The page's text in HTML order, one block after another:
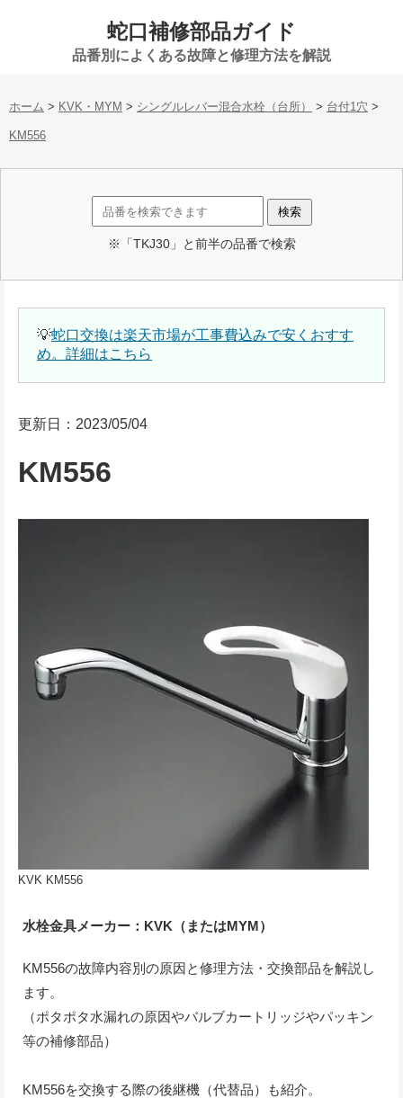
蛇口補修部品ガイド
品番別によくある故障と修理方法を解説
ホーム > KVK・MYM > シングルレバー混合水栓（台所） > 台付1穴 >
KM556
※「TKJ30」と前半の品番で検索
💡蛇口交換は楽天市場が工事費込みで安くおすす
め。詳細はこちら
更新日：2023/05/04
KM556
KVK KM556
水栓金具メーカー：KVK（またはMYM）
KM556の故障内容別の原因と修理方法・交換部品を解説し
ます。
（ポタポタ水漏れの原因やバルブカートリッジやパッキン
等の補修部品）
KM556を交換する際の後継機（代替品）も紹介。